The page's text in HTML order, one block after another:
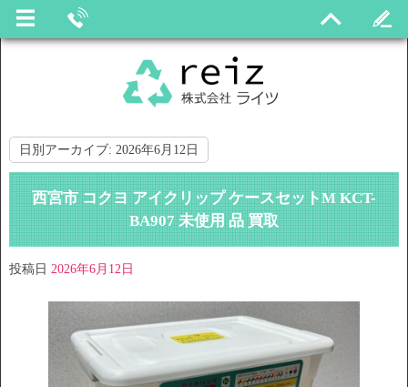
日別アーカイブ: 2026年6月12日
西宮市 コクヨ アイクリップ ケースセットM KCT-
BA907 未使用 品 買取
投稿日 2026年6月12日